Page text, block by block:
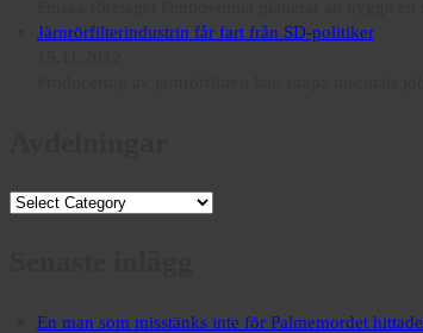
Järnrörfilterindustrin får fart från SD-politiker
Avdelningar
En man som misstänks inte för Palmemordet